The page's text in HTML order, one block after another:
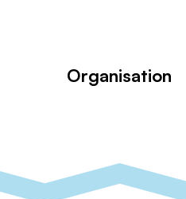
Organisation